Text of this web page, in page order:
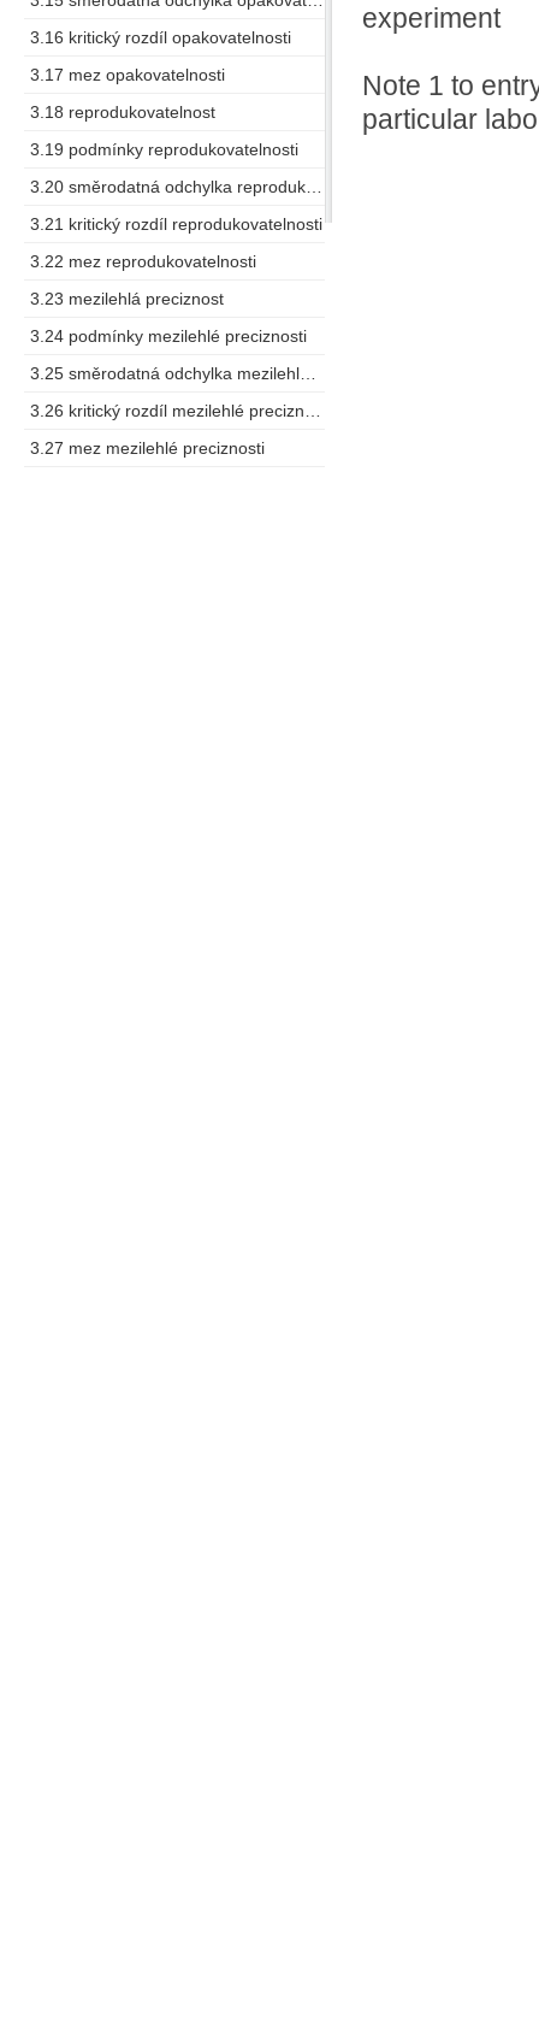
3.16 kritický rozdíl opakovatelnosti
3.17 mez opakovatelnosti
3.18 reprodukovatelnost
3.19 podmínky reprodukovatelnosti
3.21 kritický rozdíl reprodukovatelnosti
3.22 mez reprodukovatelnosti
3.23 mezilehlá preciznost
3.24 podmínky mezilehlé preciznosti
3.27 mez mezilehlé preciznosti
experiment
Note 1 to
particular